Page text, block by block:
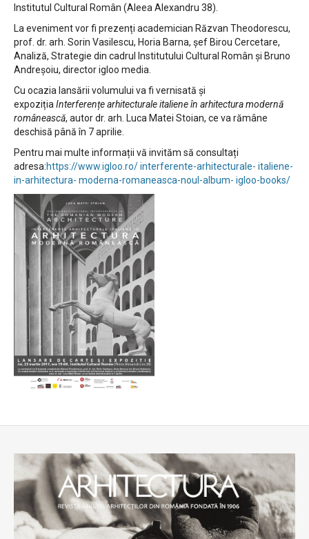
Institutul Cultural Român (Aleea Alexandru 38).
La eveniment vor fi prezenți academician Răzvan Theodorescu,
prof. dr. arh. Sorin Vasilescu, Horia Barna, șef Birou Cercetare,
Analiză, Strategie din cadrul Institutului Cultural Român și Bruno
Andreșoiu, director igloo media.
Cu ocazia lansării volumului va fi vernisată și
expoziția Interferențe arhitecturale italiene în arhitectura modernă
românească, autor dr. arh. Luca Matei Stoian, ce va rămâne
deschisă până în 7 aprilie.
Pentru mai multe informații vă invităm să consultați
adresa:https://www.igloo.ro/ interferente-arhitecturale- italiene-
in-arhitectura- moderna-romaneasca-noul-album- igloo-books/